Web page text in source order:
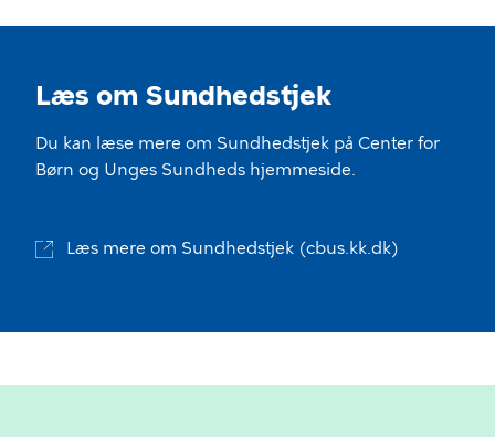
Læs om Sundhedstjek
Du kan læse mere om Sundhedstjek på Center for
Børn og Unges Sundheds hjemmeside.
Læs mere om Sundhedstjek (cbus.kk.dk)